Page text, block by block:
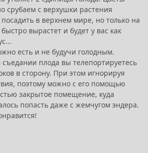
срубаем с верхушки растения
в верхнем мире, но только на
вырастет и будет у вас как
есть и не будучи голодным.
плода вы телепортируетесь
в сторону. При этом игнорируя
поэтому можно с его помощью
закрытое помещение, куда
попасть даже с жемчугом эндера.